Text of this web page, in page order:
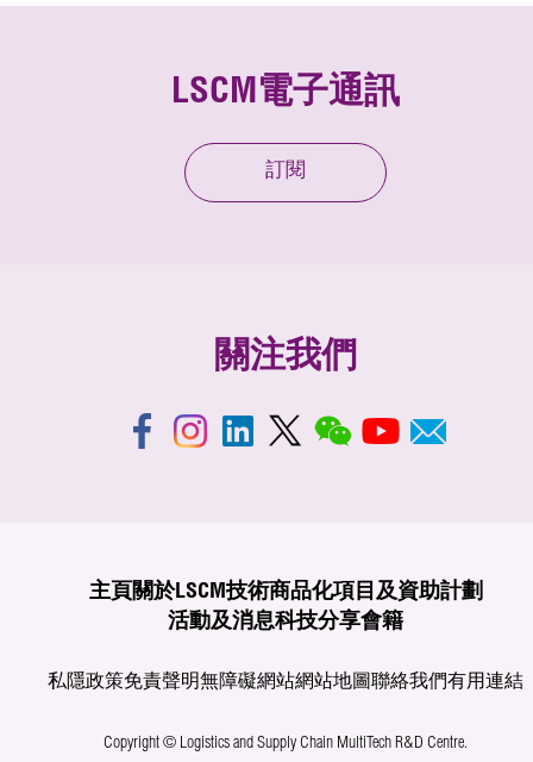
LSCM電子通訊
訂閱
關注我們
主頁 關於LSCM技術商品化項目及資助計劃
活動及消息科技分享會籍
私隱政策免責聲明無障礙網站網站地圖聯絡我們有用連結
Copyright © Logistics and Supply Chain MultiTech R&D Centre.